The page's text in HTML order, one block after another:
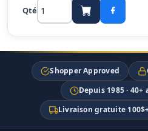
Qté
Shopper Approved
Depuis 1985 ·
Livraison gratuite